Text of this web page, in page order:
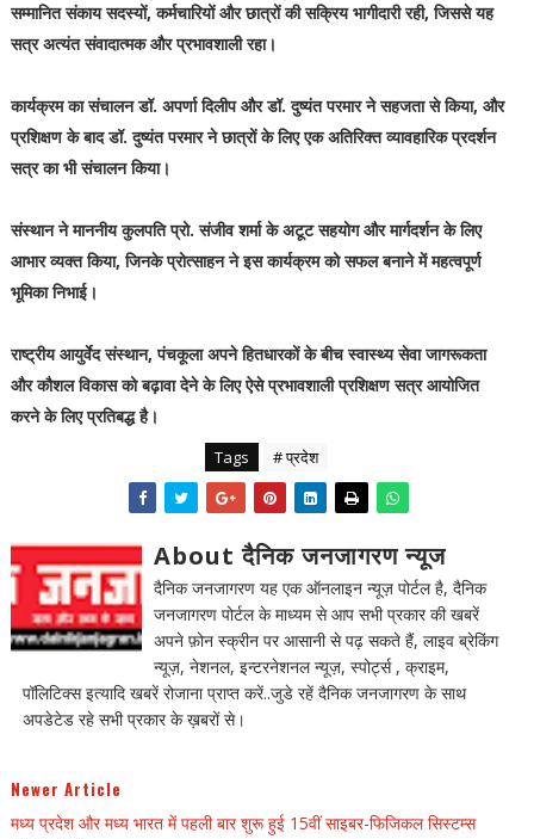
सम्मानित संकाय सदस्यों, कर्मचारियों और छात्रों की सक्रिय भागीदारी रही, जिससे यह
सत्र अत्यंत संवादात्मक और प्रभावशाली रहा।
कार्यक्रम का संचालन डॉ. अपर्णा दिलीप और डॉ. दुष्यंत परमार ने सहजता से किया, और
प्रशिक्षण के बाद डॉ. दुष्यंत परमार ने छात्रों के लिए एक अतिरिक्त व्यावहारिक प्रदर्शन
सत्र का भी संचालन किया।
संस्थान ने माननीय कुलपति प्रो. संजीव शर्मा के अटूट सहयोग और मार्गदर्शन के लिए
आभार व्यक्त किया, जिनके प्रोत्साहन ने इस कार्यक्रम को सफल बनाने में महत्वपूर्ण
भूमिका निभाई।
राष्ट्रीय आयुर्वेद संस्थान, पंचकूला अपने हितधारकों के बीच स्वास्थ्य सेवा जागरूकता
और कौशल विकास को बढ़ावा देने के लिए ऐसे प्रभावशाली प्रशिक्षण सत्र आयोजित
करने के लिए प्रतिबद्ध है।
Tags # प्रदेश
About दैनिक जनजागरण न्यूज
दैनिक जनजागरण यह एक ऑनलाइन न्यूज़ पोर्टल है, दैनिक
जनजागरण पोर्टल के माध्यम से आप सभी प्रकार की खबरें
अपने फ़ोन स्क्रीन पर आसानी से पढ़ सकते हैं, लाइव ब्रेकिंग
न्यूज़, नेशनल, इन्टरनेशनल न्यूज़, स्पोर्ट्स , क्राइम,
पॉलिटिक्स इत्यादि खबरें रोजाना प्राप्त करें..जुडे रहें दैनिक जनजागरण के साथ
अपडेटेड रहे सभी प्रकार के ख़बरों से।
Newer Article
मध्य प्रदेश और मध्य भारत में पहली बार शुरू हुई 15वीं साइबर-फिजिकल सिस्टम्स